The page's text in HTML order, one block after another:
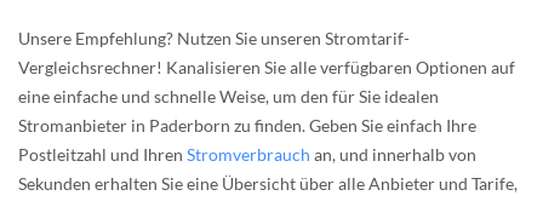
Unsere Empfehlung? Nutzen Sie unseren Stromtarif-
Vergleichsrechner! Kanalisieren Sie alle verfügbaren Optionen auf
eine einfache und schnelle Weise, um den für Sie idealen
Stromanbieter in Paderborn zu finden. Geben Sie einfach Ihre
Postleitzahl und Ihren Stromverbrauch an, und innerhalb von
Sekunden erhalten Sie eine Übersicht über alle Anbieter und Tarife,